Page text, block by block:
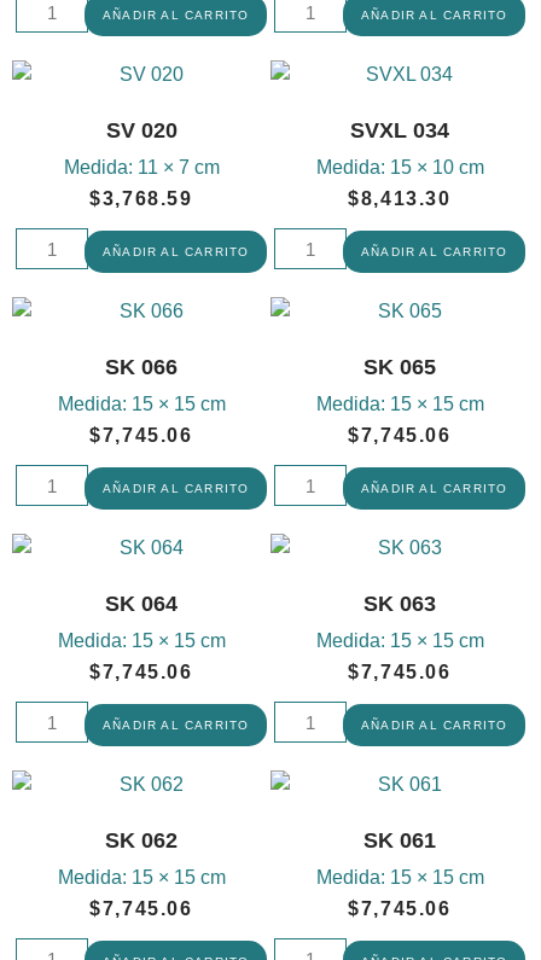
AÑADIR AL CARRITO AÑADIR AL CARRITO
SV 020
Medida: 11 × 7 cm
$3,768.59
AÑADIR AL CARRITO
SVXL 034
Medida: 15 × 10 cm
$8,413.30
AÑADIR AL CARRITO
SK 066
Medida: 15 × 15 cm
$7,745.06
AÑADIR AL CARRITO
SK 065
Medida: 15 × 15 cm
$7,745.06
AÑADIR AL CARRITO
SK 064
Medida: 15 × 15 cm
$7,745.06
AÑADIR AL CARRITO
SK 063
Medida: 15 × 15 cm
$7,745.06
AÑADIR AL CARRITO
SK 062
Medida: 15 × 15 cm
$7,745.06
SK 061
Medida: 15 × 15 cm
$7,745.06